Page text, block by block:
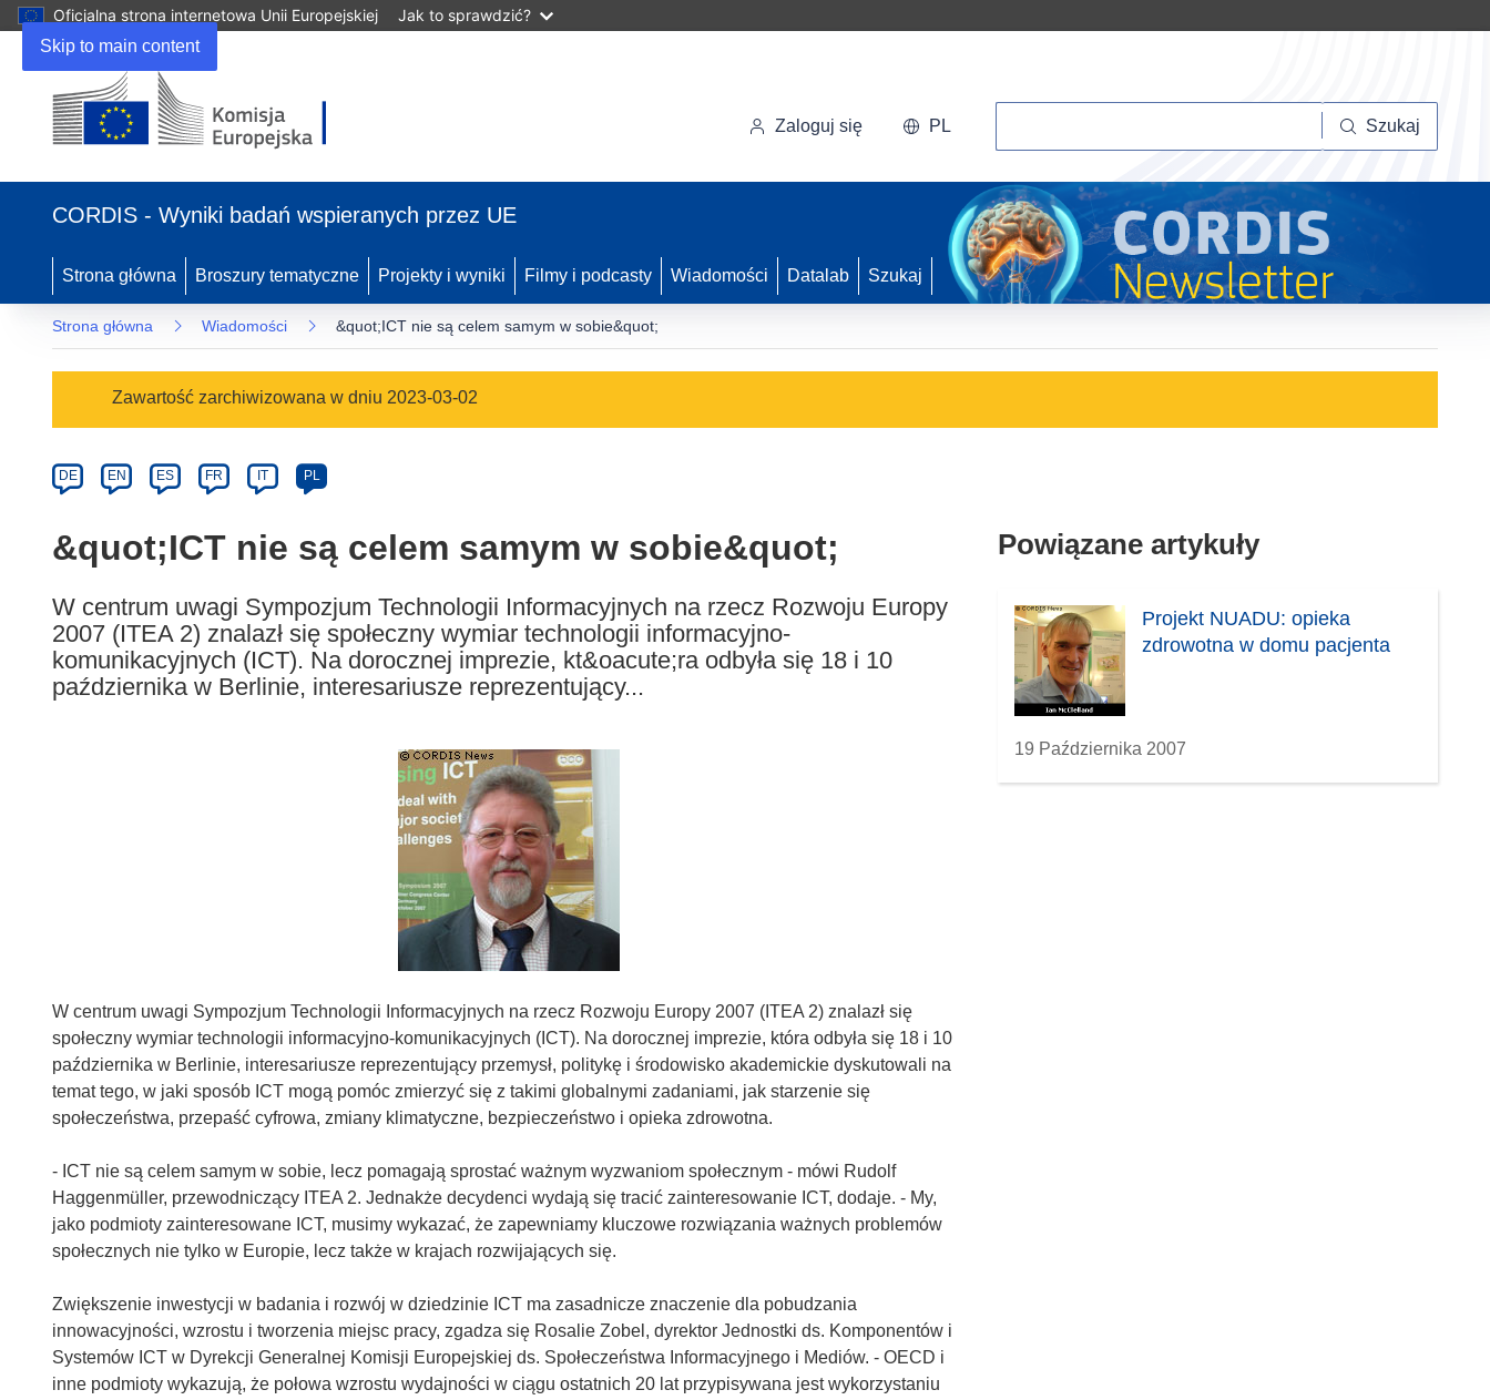
Skip to main content
Oficjalna strona internetowa Unii Europejskiej Jak to sprawdzić?
się
nowym
oknie)
Zaloguj się PL Szukaj
CORDIS - Wyniki badań wspieranych przez UE
Strona główna Broszury tematyczne Projekty i wyniki Filmy i podcasty Wiadomości Datalab Szukaj
Strona główna Wiadomości &quot;ICT nie są celem samym w sobie&quot;
Category
Zawartość zarchiwizowana w dniu 2023-03-02
Article
available
the
languages:
DE EN ES FR IT PL
&quot;ICT nie są celem samym w sobie&quot;
W centrum uwagi Sympozjum Technologii Informacyjnych na rzecz Rozwoju Europy
2007 (ITEA 2) znalazł się społeczny wymiar technologii informacyjno-
komunikacyjnych (ICT). Na dorocznej imprezie, kt&oacute;ra odbyła się 18 i 10
października w Berlinie, interesariusze reprezentujący...
W centrum uwagi Sympozjum Technologii Informacyjnych na rzecz Rozwoju Europy 2007 (ITEA 2) znalazł się
społeczny wymiar technologii informacyjno-komunikacyjnych (ICT). Na dorocznej imprezie, która odbyła się 18 i 10
października w Berlinie, interesariusze reprezentujący przemysł, politykę i środowisko akademickie dyskutowali na
temat tego, w jaki sposób ICT mogą pomóc zmierzyć się z takimi globalnymi zadaniami, jak starzenie się
społeczeństwa, przepaść cyfrowa, zmiany klimatyczne, bezpieczeństwo i opieka zdrowotna.
- ICT nie są celem samym w sobie, lecz pomagają sprostać ważnym wyzwaniom społecznym - mówi Rudolf
Haggenmüller, przewodniczący ITEA 2. Jednakże decydenci wydają się tracić zainteresowanie ICT, dodaje. - My,
jako podmioty zainteresowane ICT, musimy wykazać, że zapewniamy kluczowe rozwiązania ważnych problemów
społecznych nie tylko w Europie, lecz także w krajach rozwijających się.
Zwiększenie inwestycji w badania i rozwój w dziedzinie ICT ma zasadnicze znaczenie dla pobudzania
innowacyjności, wzrostu i tworzenia miejsc pracy, zgadza się Rosalie Zobel, dyrektor Jednostki ds. Komponentów i
Systemów ICT w Dyrekcji Generalnej Komisji Europejskiej ds. Społeczeństwa Informacyjnego i Mediów. - OECD i
inne podmioty wykazują, że połowa wzrostu wydajności w ciągu ostatnich 20 lat przypisywana jest wykorzystaniu
Powiązane artykuły
Projekt NUADU: opieka
zdrowotna w domu pacjenta
19 Października 2007